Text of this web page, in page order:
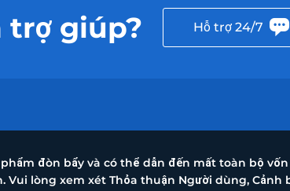
trợ giúp? Hỗ trợ 24/7
đòn bẩy và có thể dẫn đến mất toàn bộ
Vui lòng xem xét Thỏa thuận Người dùng,